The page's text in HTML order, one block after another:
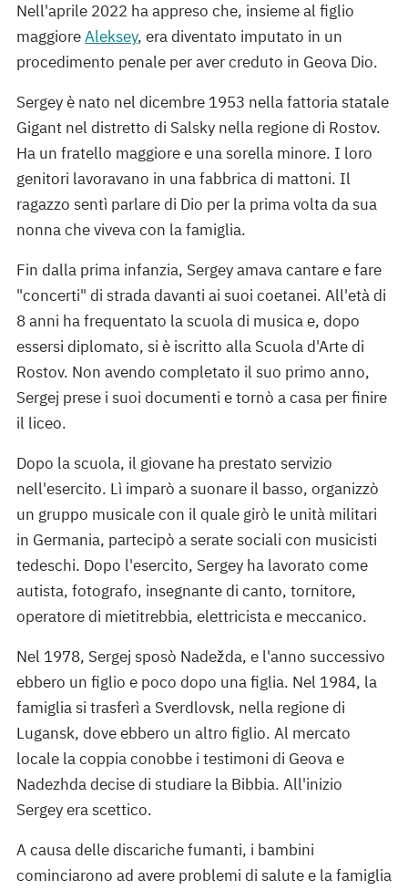
Nell'aprile 2022 ha appreso che, insieme al figlio
maggioreAleksey, era diventato imputato in un
procedimento penale per aver creduto in Geova Dio.
Sergey è nato nel dicembre 1953 nella fattoria statale
Gigant nel distretto di Salsky nella regione di Rostov.
Ha un fratello maggiore e una sorella minore. I loro
genitori lavoravano in una fabbrica di mattoni. Il
ragazzo sentì parlare di Dio per la prima volta da sua
nonna che viveva con la famiglia.
Fin dalla prima infanzia, Sergey amava cantare e fare
"concerti" di strada davanti ai suoi coetanei. All'età di
8 anni ha frequentato la scuola di musica e, dopo
essersi diplomato, si è iscritto alla Scuola d'Arte di
Rostov. Non avendo completato il suo primo anno,
Sergej prese i suoi documenti e tornò a casa per finire
il liceo.
Dopo la scuola, il giovane ha prestato servizio
nell'esercito. Lì imparò a suonare il basso, organizzò
un gruppo musicale con il quale girò le unità militari
in Germania, partecipò a serate sociali con musicisti
tedeschi. Dopo l'esercito, Sergey ha lavorato come
autista, fotografo, insegnante di canto, tornitore,
operatore di mietitrebbia, elettricista e meccanico.
Nel 1978, Sergej sposò Nadežda, e l'anno successivo
ebbero un figlio e poco dopo una figlia. Nel 1984, la
famiglia si trasferì a Sverdlovsk, nella regione di
Lugansk, dove ebbero un altro figlio. Al mercato
locale la coppia conobbe i testimoni di Geova e
Nadezhda decise di studiare la Bibbia. All'inizio
Sergey era scettico.
A causa delle discariche fumanti, i bambini
cominciarono ad avere problemi di salute e la famiglia